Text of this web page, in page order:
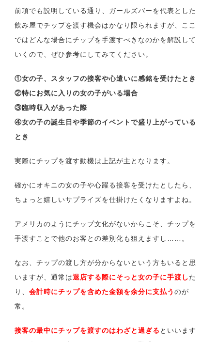
前項でも説明している通り、ガールズバーを代表とした
飲み屋でチップを渡す機会はかなり限られますが、ここ
ではどんな場合にチップを手渡すべきなのかを解説して
いくので、ぜひ参考にしてみてください。
①女の子、スタッフの接客や心遣いに感銘を受けたとき
②特にお気に入りの女の子がいる場合
③臨時収入があった際
④女の子の誕生日や季節のイベントで盛り上がっている
とき
実際にチップを渡す動機は上記が主となります。
確かにオキニの女の子や心躍る接客を受けたとしたら、
ちょっと嬉しいサプライズを仕掛けたくなりますよね。
アメリカのようにチップ文化がないからこそ、チップを
手渡すことで他のお客との差別化も狙えますし……。
なお、チップの渡し方が分からないという方もいると思
いますが、通常は退店する際にそっと女の子に手渡した
り、 会計時にチップを含めた金額を余分に支払う のが
常。
接客の最中にチップを渡すのはわざと過ぎる といいます